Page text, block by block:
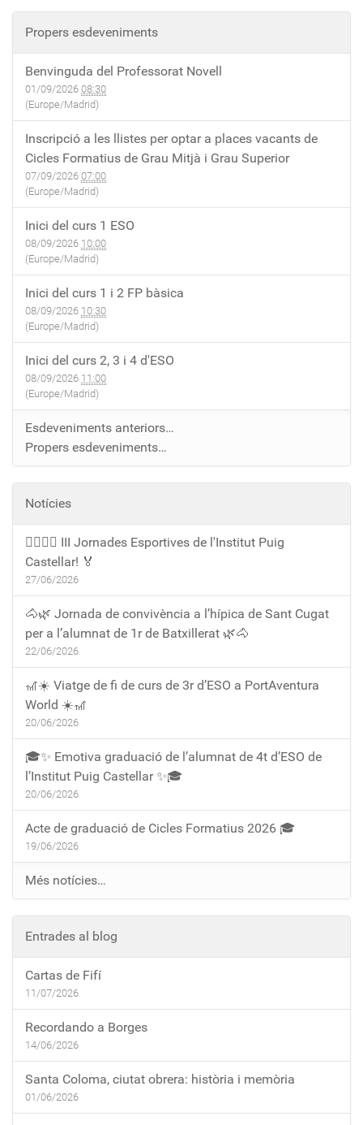
Propers esdeveniments
Benvinguda del Professorat Novell
01/09/2026 08:30
(Europe/Madrid)
Inscripció a les llistes per optar a places vacants de
Cicles Formatius de Grau Mitjà i Grau Superior
07/09/2026 07:00
(Europe/Madrid)
Inici del curs 1 ESO
08/09/2026 10:00
(Europe/Madrid)
Inici del curs 1 i 2 FP bàsica
08/09/2026 10:30
(Europe/Madrid)
Inici del curs 2, 3 i 4 d'ESO
08/09/2026 11:00
(Europe/Madrid)
Esdeveniments anteriors…
Propers esdeveniments…
Notícies
🏃‍♀️🏃‍♂️ III Jornades Esportives de l'Institut Puig
Castellar! 🏅
27/06/2026
🐴🌿 Jornada de convivència a l’hípica de Sant Cugat
per a l’alumnat de 1r de Batxillerat 🌿🐴
22/06/2026
🎢☀️ Viatge de fi de curs de 3r d’ESO a PortAventura
World ☀️🎢
20/06/2026
🎓✨ Emotiva graduació de l’alumnat de 4t d’ESO de
l’Institut Puig Castellar ✨🎓
20/06/2026
Acte de graduació de Cicles Formatius 2026 🎓
19/06/2026
Més notícies…
Entrades al blog
Cartas de Fifí
11/07/2026
Recordando a Borges
14/06/2026
Santa Coloma, ciutat obrera: història i memòria
01/06/2026